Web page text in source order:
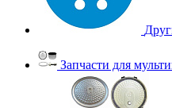
Запчасти для